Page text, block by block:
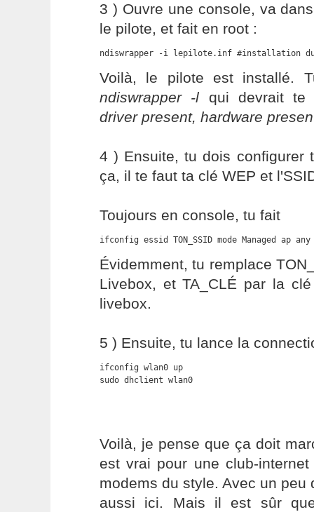
3 ) Ouvre une console, va
le pilote, et fait en root :
ndiswrapper -i lepilote.inf #installation
Voilà, le pilote est installé.
ndiswrapper -l qui devrait
driver present, hardware
4 ) Ensuite, tu dois configurer
ça, il te faut ta clé WEP et
Toujours en console, tu fait
ifconfig essid TON_SSID mode Managed ap
Évidemment, tu remplace
Livebox, et TA_CLÉ par la
livebox.
5 ) Ensuite, tu lance la
ifconfig wlan0 up
sudo dhclient wlan0
Voilà, je pense que ça doit
est vrai pour une club-
modems du style. Avec un peu
aussi ici. Mais il est sûr